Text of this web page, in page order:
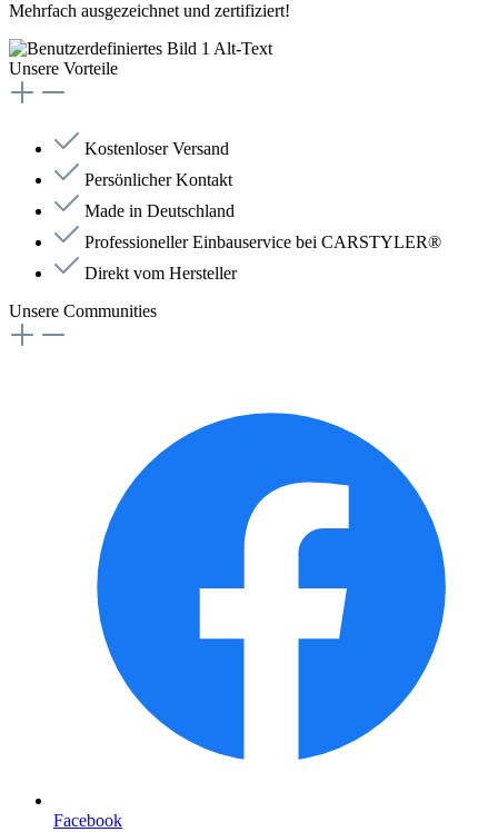
Mehrfach ausgezeichnet und zertifiziert!
Unsere Vorteile
Kostenloser Versand
Persönlicher Kontakt
Made in Deutschland
Professioneller Einbauservice bei CARSTYLER®
Direkt vom Hersteller
Unsere Communities
Facebook